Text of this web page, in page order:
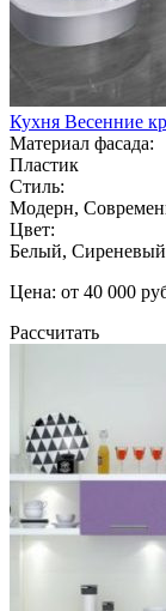
Кухня Весенние
Материал фасада:
Пластик
Стиль:
Модерн,
Цвет:
Белый, Сиреневый
Цена: от 40 000
Рассчитать